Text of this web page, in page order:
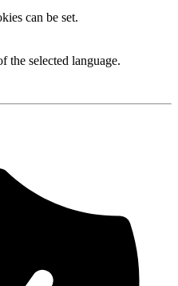
can be set.
the selected language.